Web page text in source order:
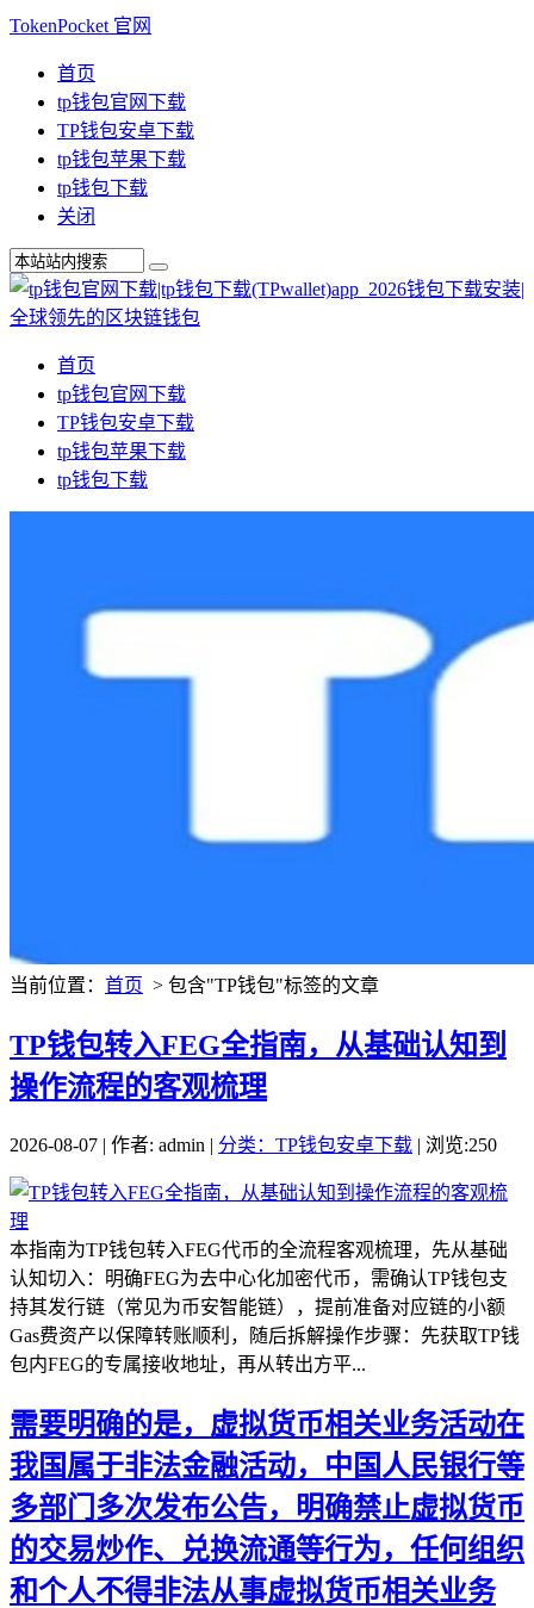
TokenPocket 官网
首页
tp钱包官网下载
TP钱包安卓下载
tp钱包苹果下载
tp钱包下载
关闭
首页
tp钱包官网下载
TP钱包安卓下载
tp钱包苹果下载
tp钱包下载
当前位置： 首页 > 包含"TP钱包"标签的文章
TP钱包转入FEG全指南，从基础认知到
操作流程的客观梳理
2026-08-07 | 作者: admin | 分类：TP钱包安卓下载 | 浏览:250
本指南为TP钱包转入FEG代币的全流程客观梳理，先从基础
认知切入：明确FEG为去中心化加密代币，需确认TP钱包支
持其发行链（常见为币安智能链），提前准备对应链的小额
Gas费资产以保障转账顺利，随后拆解操作步骤：先获取TP钱
包内FEG的专属接收地址，再从转出方平...
需要明确的是，虚拟货币相关业务活动在
我国属于非法金融活动，中国人民银行等
多部门多次发布公告，明确禁止虚拟货币
的交易炒作、兑换流通等行为，任何组织
和个人不得非法从事虚拟货币相关业务